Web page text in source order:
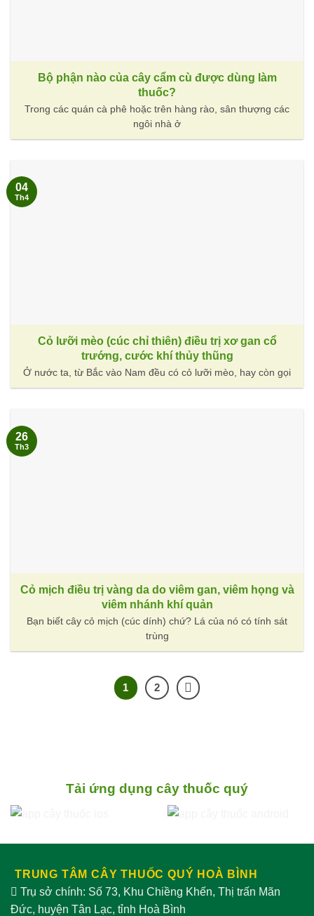
Bộ phận nào của cây cẩm cù được dùng làm
thuốc?
Trong các quán cà phê hoặc trên hàng rào, sân thượng các
ngôi nhà ở
Cỏ lưỡi mèo (cúc chỉ thiên) điều trị xơ gan cổ
trướng, cước khí thủy thũng
Ở nước ta, từ Bắc vào Nam đều có cỏ lưỡi mèo, hay còn gọi
04
Th4
Cỏ mịch điều trị vàng da do viêm gan, viêm họng và
viêm nhánh khí quản
Bạn biết cây cỏ mịch (cúc dính) chứ? Lá của nó có tính sát
trùng
26
Th3
1 2
Tải ứng dụng cây thuốc quý
TRUNG TÂM CÂY THUỐC QUÝ HOÀ BÌNH
Trụ sở chính: Số 73, Khu Chiềng Khến, Thị trấn Mãn
Đức, huyện Tân Lạc, tỉnh Hoà Bình